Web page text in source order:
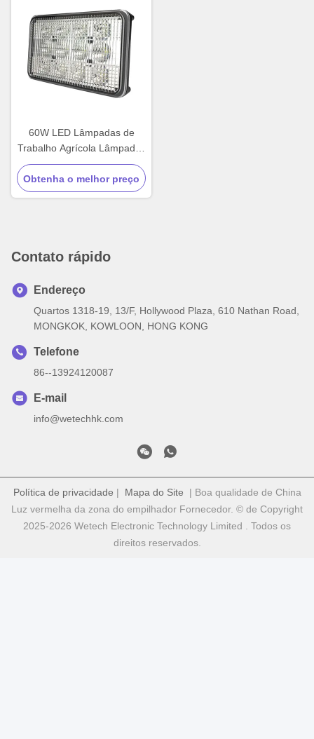
60W LED Lâmpadas de
Trabalho Agrícola Lâmpadas
de Tractor Branco 10V - 36V
Obtenha o melhor preço
Contato rápido
Endereço
Quartos 1318-19, 13/F, Hollywood Plaza, 610 Nathan Road,
MONGKOK, KOWLOON, HONG KONG
Telefone
86--13924120087
E-mail
info@wetechhk.com
Política de privacidade | Mapa do Site | Boa qualidade de China
Luz vermelha da zona do empilhador Fornecedor. © de Copyright
2025-2026 Wetech Electronic Technology Limited . Todos os
direitos reservados.